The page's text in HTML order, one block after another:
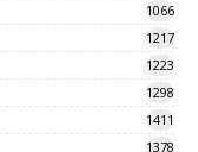
1066
1217
1223
1298
1411
1378